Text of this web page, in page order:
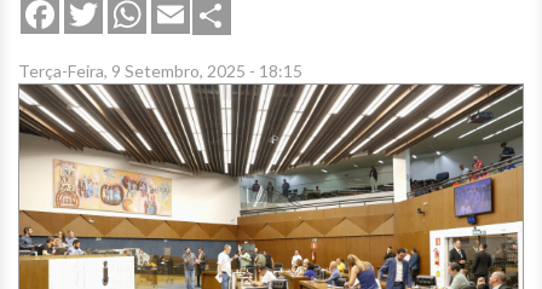
FacebookTwitterWhatsApp
Email
Terça-Feira, 9 Setembro, 2025 - 18:15